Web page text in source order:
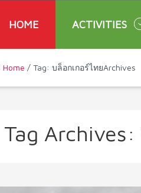
HOME ACTIVITIES
Home / Tag: บล็อกเกอร์ไทยArchives
Tag Archives: